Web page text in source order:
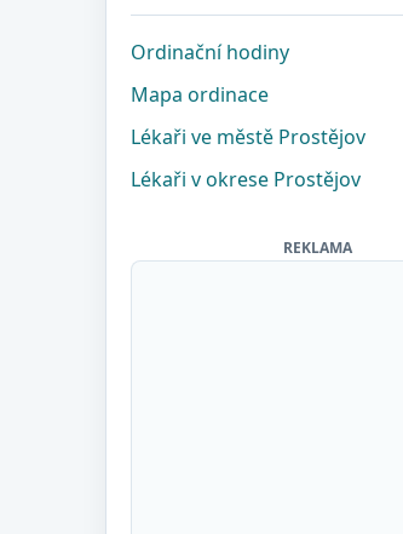
Ordinační hodiny
Mapa ordinace
Lékaři ve městě Prostějov
Lékaři v okrese Prostějov
REKLAMA